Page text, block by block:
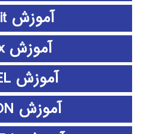
آموزش L-Edit
آموزش Latex
آموزش LISREL
آموزش LUMION